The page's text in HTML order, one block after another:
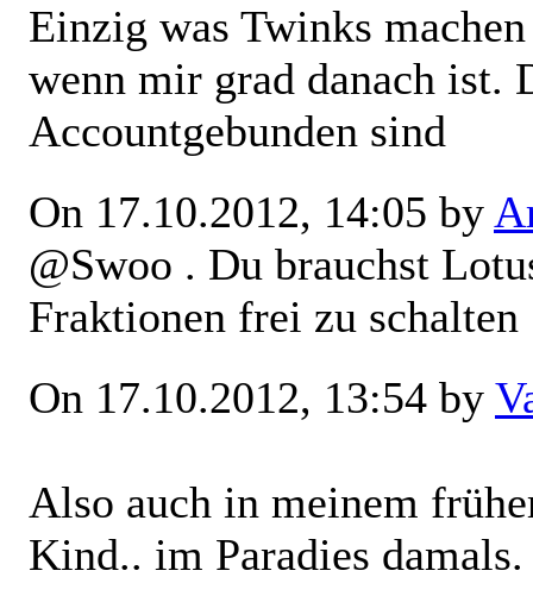
Einzig was Twinks
wenn mir grad danach ist.
Accountgebunden sind
On 17.10.2012, 14:05 by
@Swoo . Du brauchst
Fraktionen frei zu schalten
On 17.10.2012, 13:54 by
Also auch in meinem
Kind.. im Paradies